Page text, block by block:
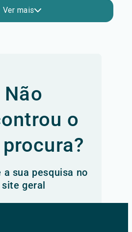
Ver mais
Não
o
a sua pesquisa no
site geral